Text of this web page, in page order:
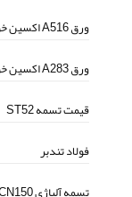
ورق A516 اکسین خوزستان
ورق A283 اکسین خوزستان
قیمت تسمه ST52
فولاد تندبر
تسمه آلیاژی VCN150